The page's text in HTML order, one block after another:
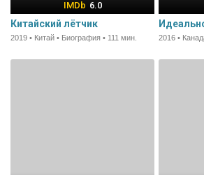
6.0
Китайский лётчик
2019 • Китай • Биография • 111 мин. 2016 •